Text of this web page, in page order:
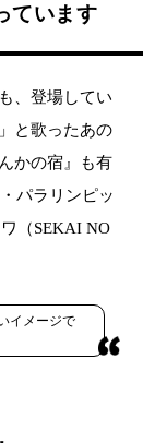
ています
、登場してい
と歌ったあの
かの宿』も有
パラリンピッ
（SEKAI NO
イメージで